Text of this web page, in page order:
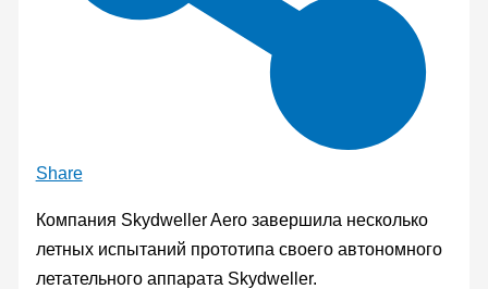
Share
Компания Skydweller Aero завершила несколько
летных испытаний прототипа своего автономного
летательного аппарата Skydweller.